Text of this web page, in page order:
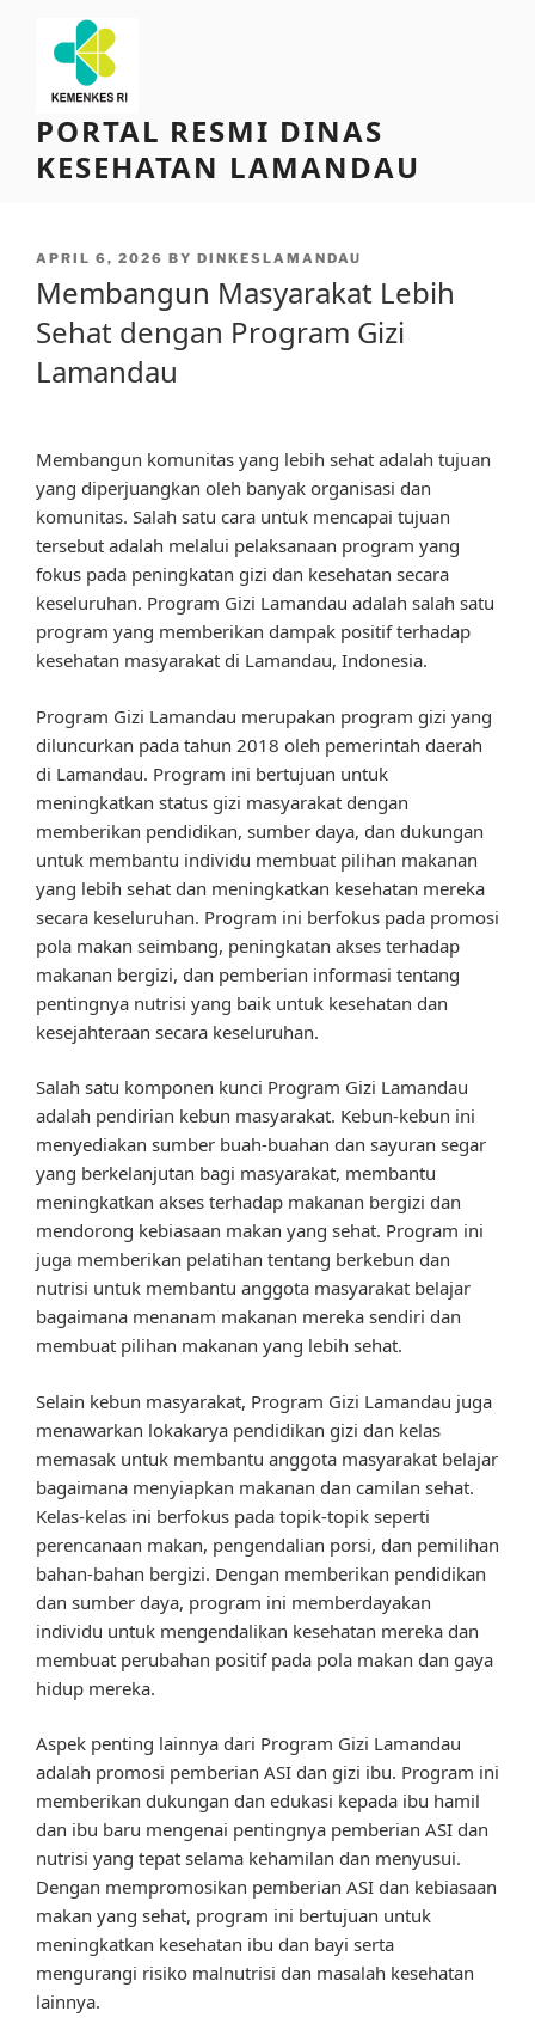
content
PORTAL RESMI DINAS
KESEHATAN LAMANDAU
POSTED
APRIL 6, 2026 BY DINKESLAMANDAU
Membangun Masyarakat Lebih
Sehat dengan Program Gizi
Lamandau
Membangun komunitas yang lebih sehat adalah tujuan
yang diperjuangkan oleh banyak organisasi dan
komunitas. Salah satu cara untuk mencapai tujuan
tersebut adalah melalui pelaksanaan program yang
fokus pada peningkatan gizi dan kesehatan secara
keseluruhan. Program Gizi Lamandau adalah salah satu
program yang memberikan dampak positif terhadap
kesehatan masyarakat di Lamandau, Indonesia.
Program Gizi Lamandau merupakan program gizi yang
diluncurkan pada tahun 2018 oleh pemerintah daerah
di Lamandau. Program ini bertujuan untuk
meningkatkan status gizi masyarakat dengan
memberikan pendidikan, sumber daya, dan dukungan
untuk membantu individu membuat pilihan makanan
yang lebih sehat dan meningkatkan kesehatan mereka
secara keseluruhan. Program ini berfokus pada promosi
pola makan seimbang, peningkatan akses terhadap
makanan bergizi, dan pemberian informasi tentang
pentingnya nutrisi yang baik untuk kesehatan dan
kesejahteraan secara keseluruhan.
Salah satu komponen kunci Program Gizi Lamandau
adalah pendirian kebun masyarakat. Kebun-kebun ini
menyediakan sumber buah-buahan dan sayuran segar
yang berkelanjutan bagi masyarakat, membantu
meningkatkan akses terhadap makanan bergizi dan
mendorong kebiasaan makan yang sehat. Program ini
juga memberikan pelatihan tentang berkebun dan
nutrisi untuk membantu anggota masyarakat belajar
bagaimana menanam makanan mereka sendiri dan
membuat pilihan makanan yang lebih sehat.
Selain kebun masyarakat, Program Gizi Lamandau juga
menawarkan lokakarya pendidikan gizi dan kelas
memasak untuk membantu anggota masyarakat belajar
bagaimana menyiapkan makanan dan camilan sehat.
Kelas-kelas ini berfokus pada topik-topik seperti
perencanaan makan, pengendalian porsi, dan pemilihan
bahan-bahan bergizi. Dengan memberikan pendidikan
dan sumber daya, program ini memberdayakan
individu untuk mengendalikan kesehatan mereka dan
membuat perubahan positif pada pola makan dan gaya
hidup mereka.
Aspek penting lainnya dari Program Gizi Lamandau
adalah promosi pemberian ASI dan gizi ibu. Program ini
memberikan dukungan dan edukasi kepada ibu hamil
dan ibu baru mengenai pentingnya pemberian ASI dan
nutrisi yang tepat selama kehamilan dan menyusui.
Dengan mempromosikan pemberian ASI dan kebiasaan
makan yang sehat, program ini bertujuan untuk
meningkatkan kesehatan ibu dan bayi serta
mengurangi risiko malnutrisi dan masalah kesehatan
lainnya.